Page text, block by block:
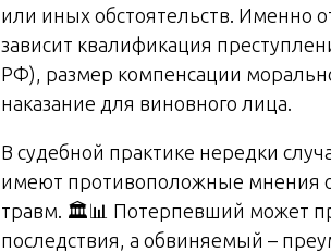
или иных обстоятельств. Именно
зависит квалификация
РФ), размер компенсации
наказание для виновного лица.
В судебной практике нередки
имеют противоположные мнения
травм. 🏛️📊 Потерпевший может
последствия, а обвиняемый –